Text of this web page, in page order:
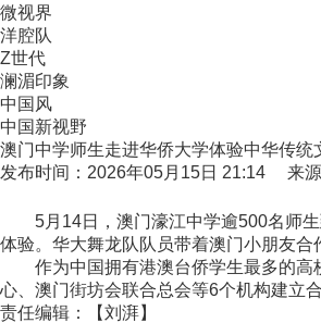
微视界
洋腔队
Z世代
澜湄印象
中国风
中国新视野
澳门中学师生走进华侨大学体验中华传统
发布时间：2026年05月15日 21:14 来源
5月14日，澳门濠江中学逾500名师生
体验。华大舞龙队队员带着澳门小朋友合
作为中国拥有港澳台侨学生最多的高
心、澳门街坊会联合总会等6个机构建立
责任编辑：【刘湃】